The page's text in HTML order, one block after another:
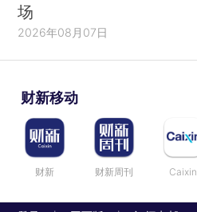
场
2026年08月07日
财新移动
财新 财新周刊 Caixin